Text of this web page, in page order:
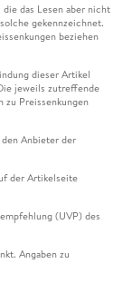
das Lesen aber nicht
gekennzeichnet.
beziehen
dieser Artikel
jeweils zutreffende
Preissenkungen
Anbieter der
der Artikelseite
(UVP) des
Angaben zu